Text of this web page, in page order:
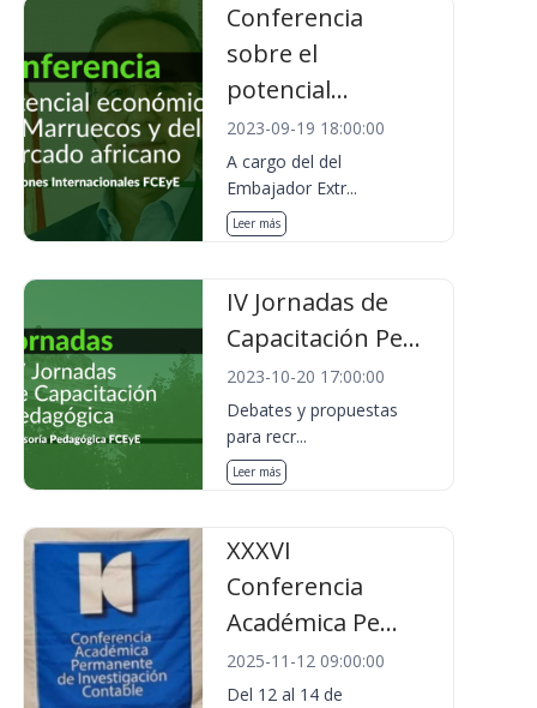
Conferencia
sobre el
potencial...
2023-09-19 18:00:00
A cargo del del
Embajador Extr...
Leer más
IV Jornadas de
Capacitación Pe...
2023-10-20 17:00:00
Debates y propuestas
para recr...
Leer más
XXXVI
Conferencia
Académica Pe...
2025-11-12 09:00:00
Del 12 al 14 de